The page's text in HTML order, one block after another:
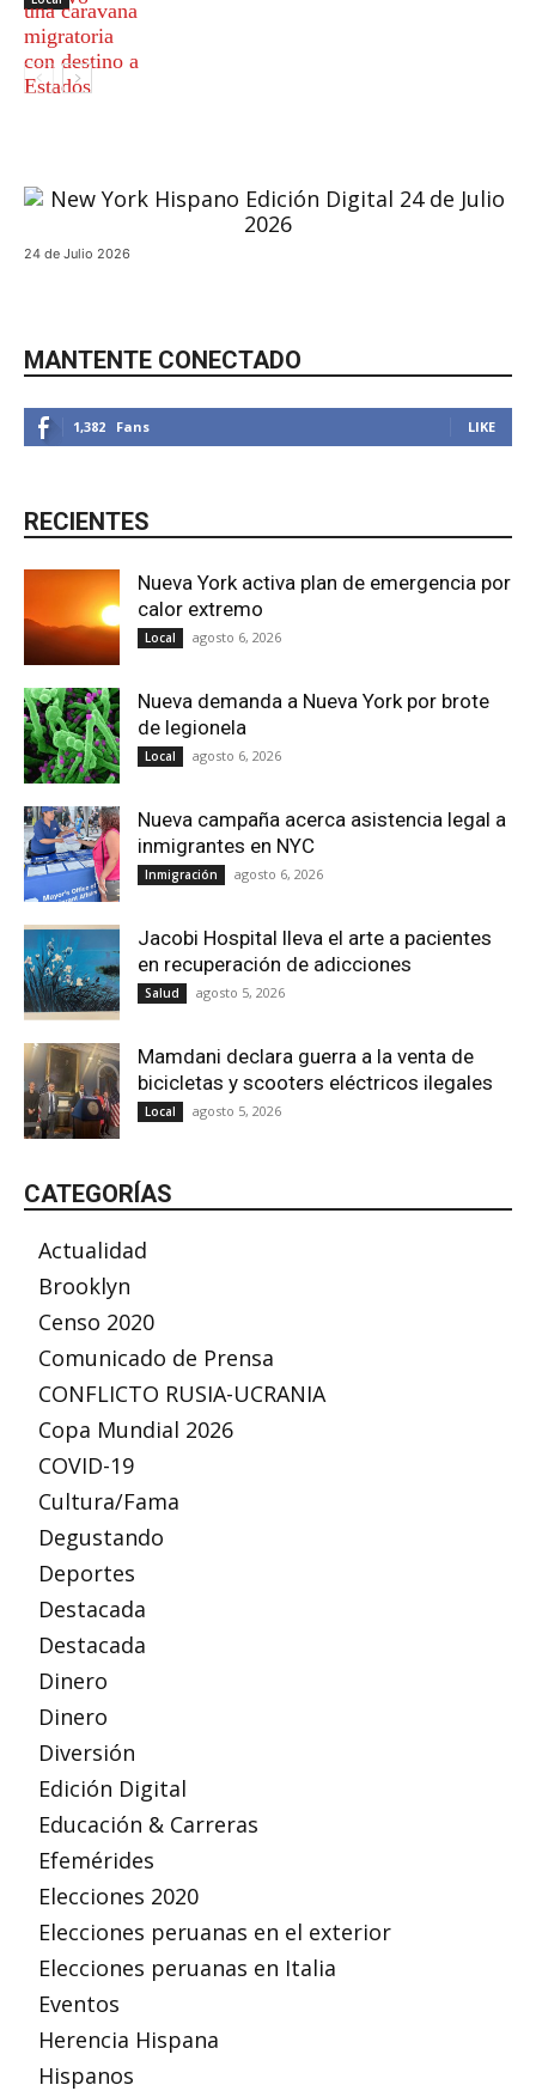
24 de Julio 2026
MANTENTE CONECTADO
1,382 Fans LIKE
RECIENTES
Nueva York activa plan de emergencia por
calor extremo
Local agosto 6, 2026
Nueva demanda a Nueva York por brote
de legionela
Local agosto 6, 2026
Nueva campaña acerca asistencia legal a
inmigrantes en NYC
Inmigración agosto 6, 2026
Jacobi Hospital lleva el arte a pacientes
en recuperación de adicciones
Salud agosto 5, 2026
Mamdani declara guerra a la venta de
bicicletas y scooters eléctricos ilegales
Local agosto 5, 2026
CATEGORÍAS
Actualidad
Brooklyn
Censo 2020
Comunicado de Prensa
CONFLICTO RUSIA-UCRANIA
Copa Mundial 2026
COVID-19
Cultura/Fama
Degustando
Deportes
Destacada
Destacada
Dinero
Dinero
Diversión
Edición Digital
Educación & Carreras
Efemérides
Elecciones 2020
Elecciones peruanas en el exterior
Elecciones peruanas en Italia
Eventos
Herencia Hispana
Hispanos